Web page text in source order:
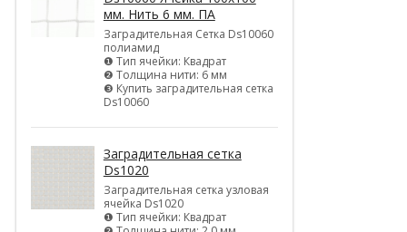
мм. Нить 6 мм. ПА
Заградительная Сетка Ds10060
полиамид
❶ Тип ячейки: Квадрат
❷ Толщина нити: 6 мм
❸ Купить заградительная сетка
Ds10060
Заградительная сетка
Ds1020
Заградительная сетка узловая
ячейка Ds1020
❶ Тип ячейки: Квадрат